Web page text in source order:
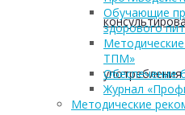
Обучающие
здорового
ТПМ»
Обеспечение
Журнал
Методические